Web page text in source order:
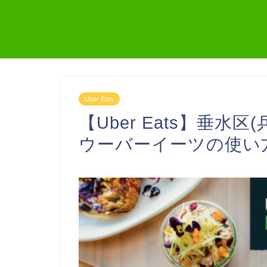
Uber Eats
【Uber Eats】垂水区
ウーバーイーツの使